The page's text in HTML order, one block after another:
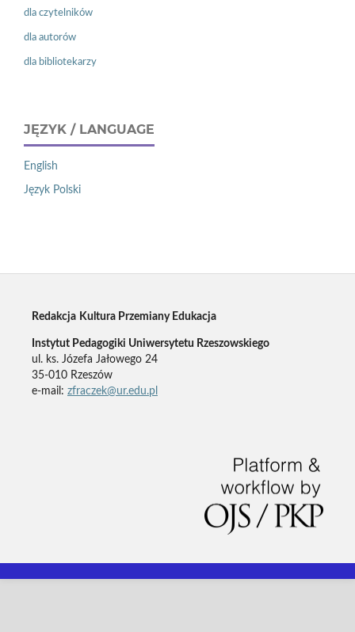
dla czytelników
dla autorów
dla bibliotekarzy
JĘZYK / LANGUAGE
English
Język Polski
Redakcja Kultura Przemiany Edukacja
Instytut Pedagogiki Uniwersytetu Rzeszowskiego
ul. ks. Józefa Jałowego 24
35-010 Rzeszów
e-mail: zfraczek@ur.edu.pl